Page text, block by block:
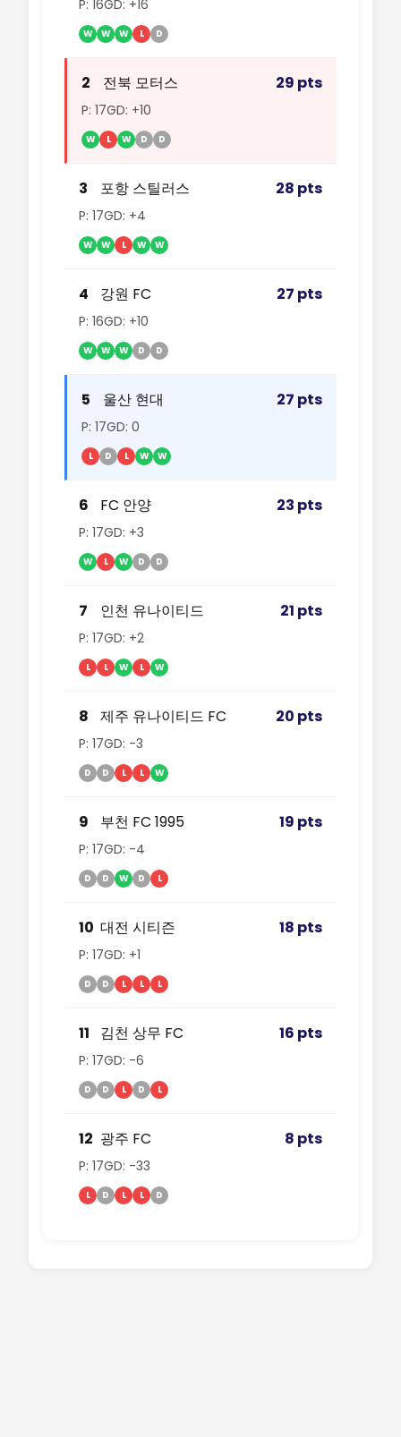
P: 16GD: +16
W W W L D
2 전북 모터스 29 pts
P: 17GD: +10
W L W D D
3 포항 스틸러스 28 pts
P: 17GD: +4
W W L W W
4 강원 FC 27 pts
P: 16GD: +10
W W W D D
5 울산 현대 27 pts
P: 17GD: 0
L D L W W
6 FC 안양 23 pts
P: 17GD: +3
W L W D D
7 인천 유나이티드 21 pts
P: 17GD: +2
L L W L W
8 제주 유나이티드 FC 20 pts
P: 17GD: -3
D D L L W
9 부천 FC 1995 19 pts
P: 17GD: -4
D D W D L
10 대전 시티즌 18 pts
P: 17GD: +1
D D L L L
11 김천 상무 FC 16 pts
P: 17GD: -6
D D L D L
12 광주 FC 8 pts
P: 17GD: -33
L D L L D